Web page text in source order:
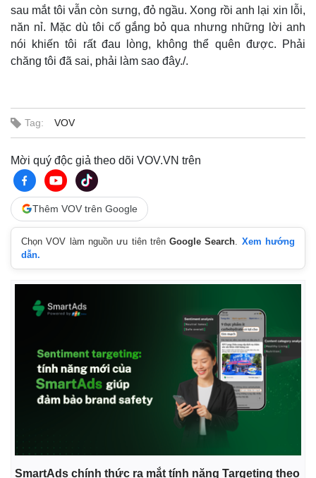
Bất động sản
Thị trường
Tiêu dùng
sau mắt tôi vẫn còn sưng, đỏ ngầu. Xong rồi anh lại xin lỗi,
năn nỉ. Mặc dù tôi cố gắng bỏ qua nhưng những lời anh
nói khiến tôi rất đau lòng, không thể quên được. Phải
chăng tôi đã sai, phải làm sao đây./.
Tag: VOV
Mời quý độc giả theo dõi VOV.VN trên
Thêm VOV trên Google
Chọn VOV làm nguồn ưu tiên trênGoogle Search
Xem hướng
dẫn.
SmartAds chính thức ra mắt tính năng Targeting theo